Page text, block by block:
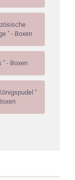
" - Boxen
" - Boxen
"